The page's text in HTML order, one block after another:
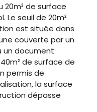
20m² de surface
Le seuil de 20m²
est située dans
couverte par un
un document
de surface de
permis de
la surface
dépasse